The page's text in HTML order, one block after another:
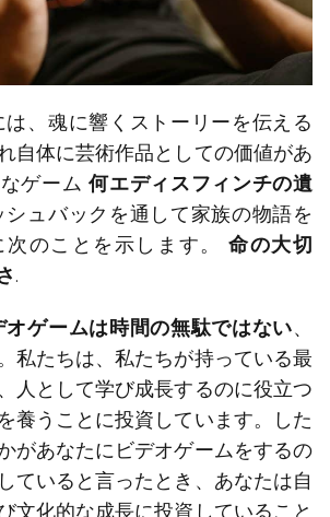
、魂に響くストーリーを伝える
自体に芸術作品としての価値があ
ゲーム何エディスフィンチの遺
ュバックを通して家族の物語を
次のことを示します。命の大切
.
オゲームは時間の無駄ではない、
私たちは、私たちが持っている最
人として学び成長するのに役立つ
養うことに投資しています。した
があなたにビデオゲームをするの
ていると言ったとき、あなたは自
文化的な成長に投資していること